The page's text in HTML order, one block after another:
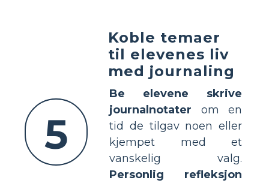
5
Koble temaer
til elevenes liv
med journaling
Be elevene skrive
journalnotater om en
tid de tilgav noen eller
kjempet med et
vanskelig valg.
Personlig refleksjon